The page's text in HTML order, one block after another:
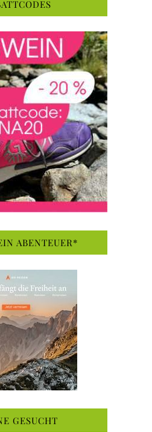
ABENTEUER*
GESUCHT